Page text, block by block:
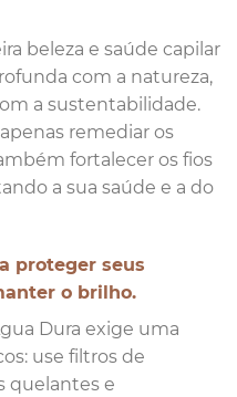
beleza e saúde capilar
com a natureza,
a sustentabilidade.
remediar os
fortalecer os fios
a sua saúde e a do
proteger seus
o brilho.
Dura exige uma
use filtros de
quelantes e